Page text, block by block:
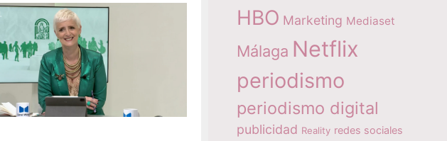
HBO Marketing Mediaset
Málaga Netflix
periodismo
periodismo digital
publicidad Reality redes sociales